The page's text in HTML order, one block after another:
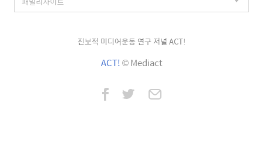
진보적 미디어운동 연구 저널 ACT!
ACT!© Mediact